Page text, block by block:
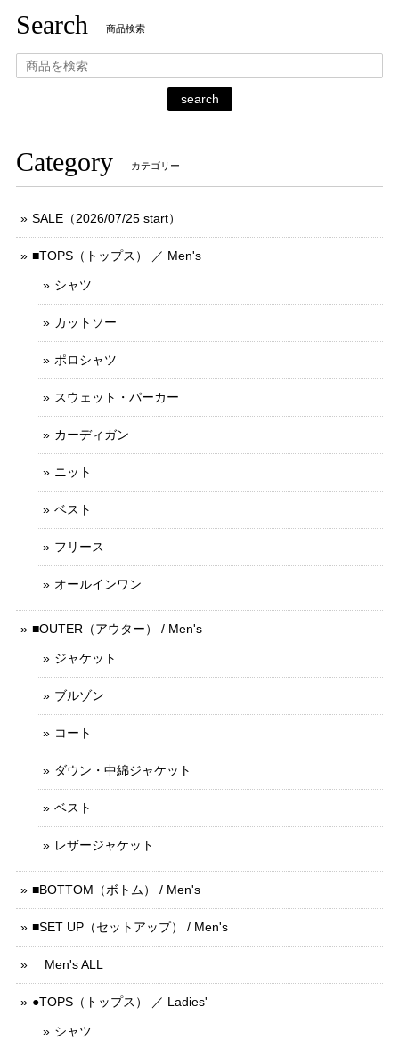
Search 商品検索
search
Category カテゴリー
SALE（2026/07/25 start）
■TOPS（トップス） ／ Men's
シャツ
カットソー
ポロシャツ
スウェット・パーカー
カーディガン
ニット
ベスト
フリース
オールインワン
■OUTER（アウター） / Men's
ジャケット
ブルゾン
コート
ダウン・中綿ジャケット
ベスト
レザージャケット
■BOTTOM（ボトム） / Men's
■SET UP（セットアップ） / Men's
Men's ALL
●TOPS（トップス） ／ Ladies'
シャツ